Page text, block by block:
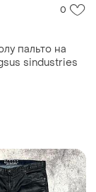
0
пальто на
sindustries